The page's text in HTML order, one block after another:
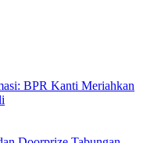
BPR Kanti Meriahkan